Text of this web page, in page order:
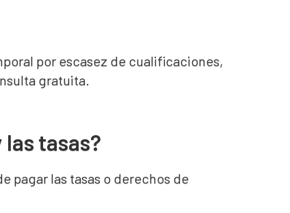
por escasez de cualificaciones,
gratuita.
tasas?
pagar las tasas o derechos de